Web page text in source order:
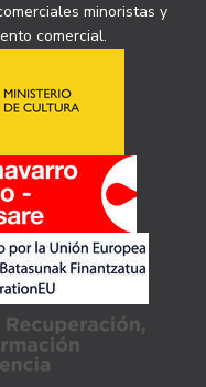
minoristas y
comercial.